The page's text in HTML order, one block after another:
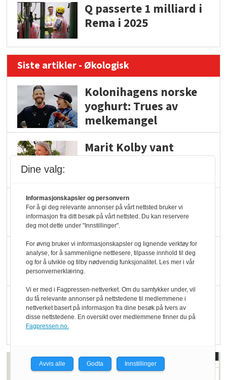
Q passerte 1 milliard i
Rema i 2025
Siste artikler - Økologisk
Kolonihagens norske
yoghurt: Trues av
melkemangel
Marit Kolby vant
Blir enklere å velge
økologisk i butikkhylla
Kolonihagen sliter
med å få tak i nok melk
Rapport: Økokundene
er klare! Er markedet
Dine valg:
Informasjonskapsler og personvern
For å gi deg relevante annonser på vårt nettsted bruker vi
informasjon fra ditt besøk på vårt nettsted. Du kan reservere
deg mot dette under "Innstillinger".
For øvrig bruker vi informasjonskapsler og lignende verktøy for
analyse, for å sammenligne nettlesere, tilpasse innhold til deg
og for å utvikle og tilby nødvendig funksjonalitet. Les mer i vår
personvernerklæring.
Vi er med i Fagpressen-nettverket. Om du samtykker under, vil
du få relevante annonser på nettstedene til medlemmene i
nettverket basert på informasjon fra dine besøk på tvers av
disse nettstedene. En oversikt over medlemmene finner du på
Fagpressen.no.
Avvis alle Godta Innstillinger